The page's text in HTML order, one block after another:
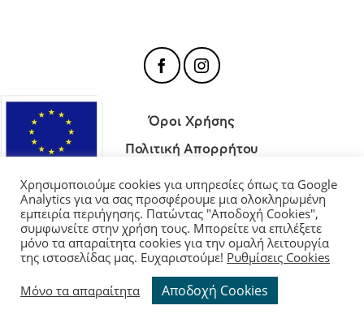
Όροι Χρήσης
Πολιτική Απορρήτου
Διαχείριση Cookies
Copyright 2026 ©Moutevelis.gr| All rights reserved.
Website and Premium Managed Hosting byClickProject.gr
Χρησιμοποιούμε cookies για υπηρεσίες όπως τα Google
Analytics για να σας προσφέρουμε μια ολοκληρωμένη
εμπειρία περιήγησης. Πατώντας "Αποδοχή Cookies",
συμφωνείτε στην χρήση τους. Μπορείτε να επιλέξετε
μόνο τα απαραίτητα cookies για την ομαλή λειτουργία
της ιστοσελίδας μας. Ευχαριστούμε! Ρυθμίσεις Cookies
Μόνο τα απαραίτητα Αποδοχή Cookies